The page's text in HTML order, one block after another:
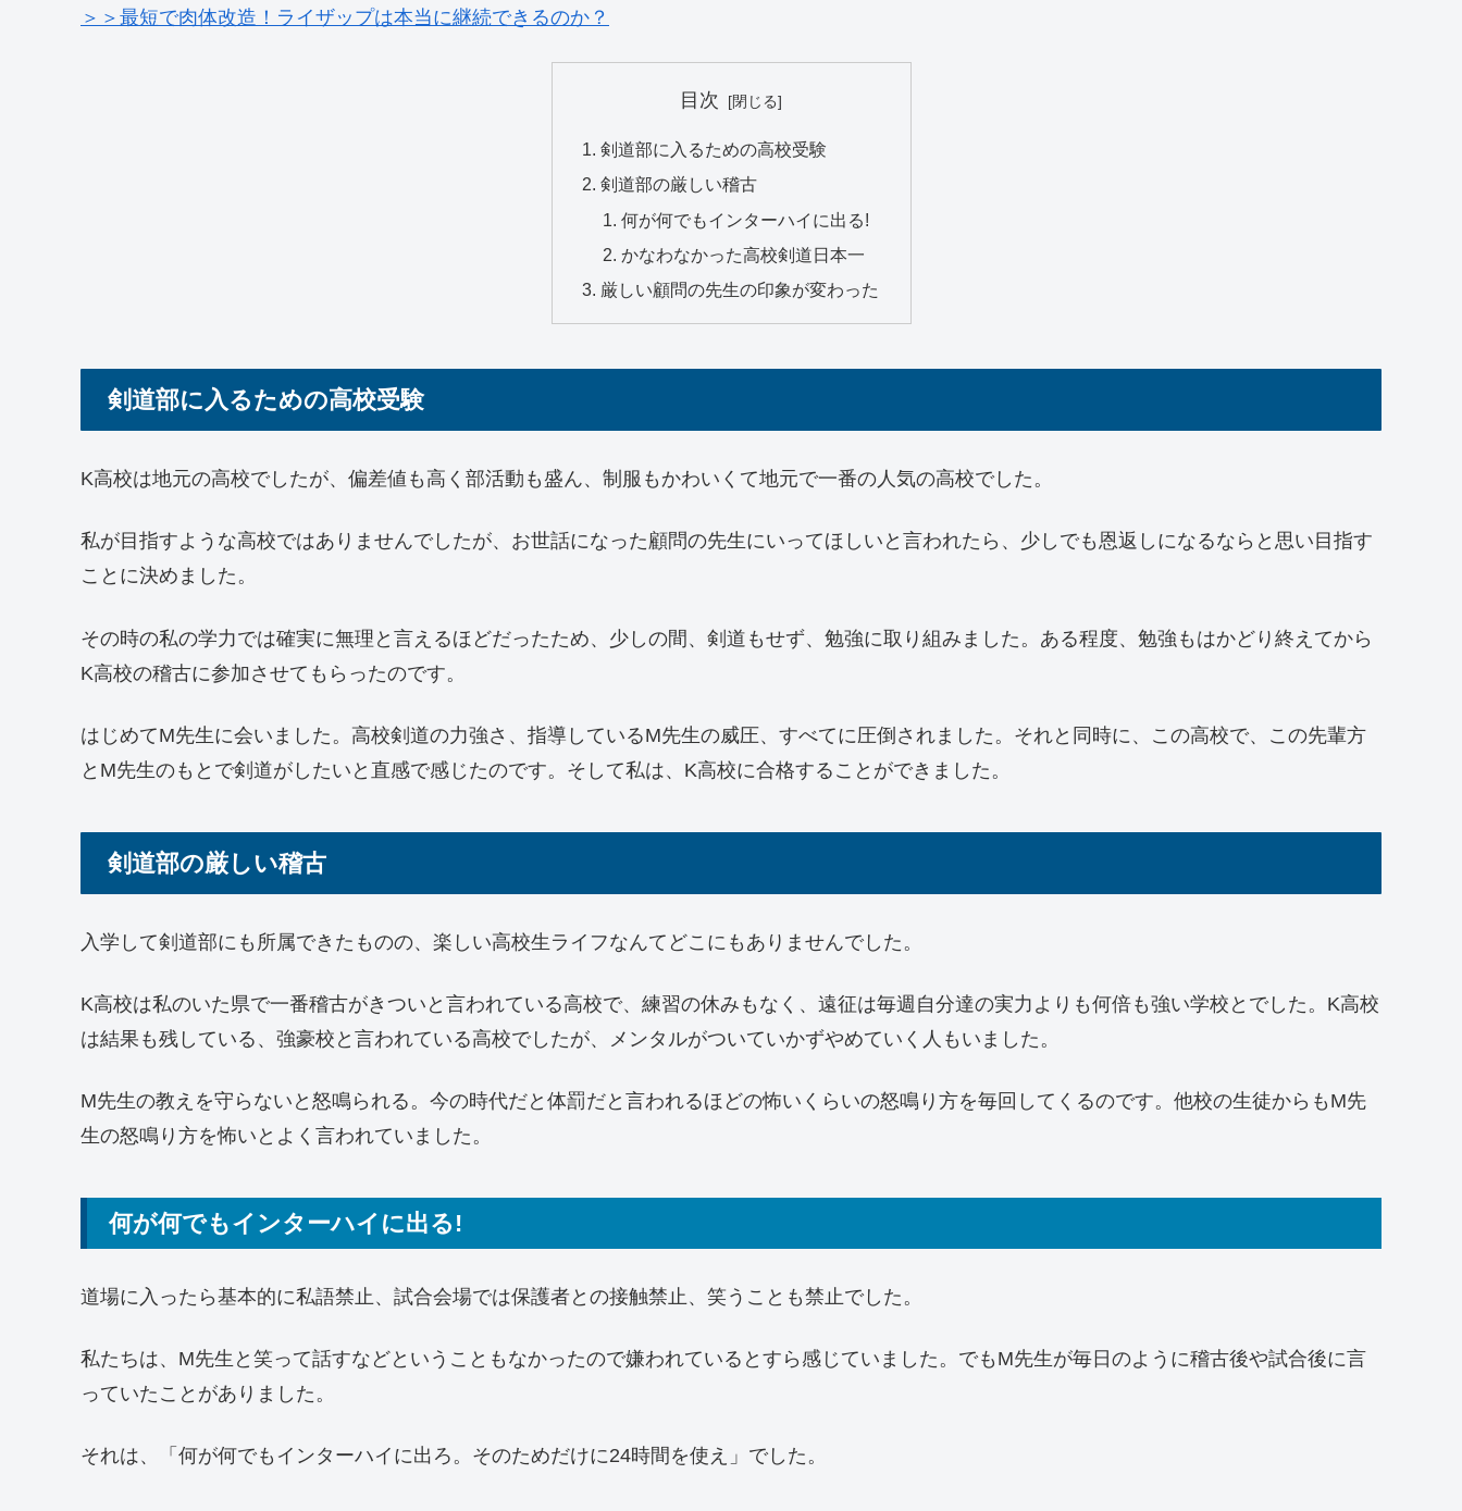
＞＞最短で肉体改造！ライザップは本当に継続できるのか？
目次
剣道部に入るための高校受験
剣道部の厳しい稽古
何が何でもインターハイに出る!
かなわなかった高校剣道日本一
厳しい顧問の先生の印象が変わった
剣道部に入るための高校受験
K高校は地元の高校でしたが、偏差値も高く部活動も盛ん、制服もかわいくて地元で一番の人気の高校でした。
私が目指すような高校ではありませんでしたが、お世話になった顧問の先生にいってほしいと言われたら、少しでも恩返しになるならと思い目指す
ことに決めました。
その時の私の学力では確実に無理と言えるほどだったため、少しの間、剣道もせず、勉強に取り組みました。ある程度、勉強もはかどり終えてから
K高校の稽古に参加させてもらったのです。
はじめてM先生に会いました。高校剣道の力強さ、指導しているM先生の威圧、すべてに圧倒されました。それと同時に、この高校で、この先輩方
とM先生のもとで剣道がしたいと直感で感じたのです。そして私は、K高校に合格することができました。
剣道部の厳しい稽古
入学して剣道部にも所属できたものの、楽しい高校生ライフなんてどこにもありませんでした。
K高校は私のいた県で一番稽古がきついと言われている高校で、練習の休みもなく、遠征は毎週自分達の実力よりも何倍も強い学校とでした。K高校
は結果も残している、強豪校と言われている高校でしたが、メンタルがついていかずやめていく人もいました。
M先生の教えを守らないと怒鳴られる。今の時代だと体罰だと言われるほどの怖いくらいの怒鳴り方を毎回してくるのです。他校の生徒からもM先
生の怒鳴り方を怖いとよく言われていました。
何が何でもインターハイに出る!
道場に入ったら基本的に私語禁止、試合会場では保護者との接触禁止、笑うことも禁止でした。
私たちは、M先生と笑って話すなどということもなかったので嫌われているとすら感じていました。でもM先生が毎日のように稽古後や試合後に言
っていたことがありました。
それは、「何が何でもインターハイに出ろ。そのためだけに24時間を使え」でした。